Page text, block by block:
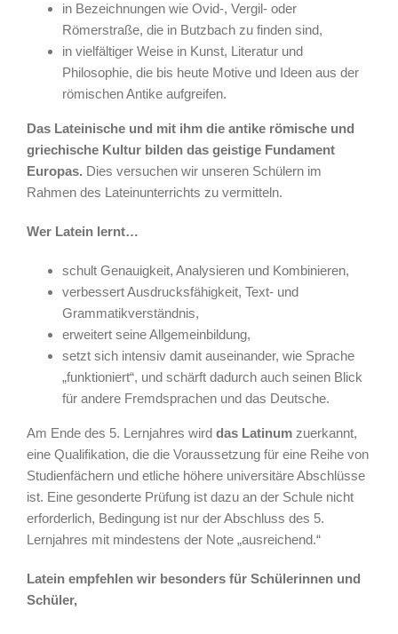
in Bezeichnungen wie Ovid-, Vergil- oder
Römerstraße, die in Butzbach zu finden sind,
in vielfältiger Weise in Kunst, Literatur und
Philosophie, die bis heute Motive und Ideen aus der
römischen Antike aufgreifen.
Das Lateinische und mit ihm die antike römische und
griechische Kultur bilden das geistige Fundament
Europas. Dies versuchen wir unseren Schülern im
Rahmen des Lateinunterrichts zu vermitteln.
Wer Latein lernt…
schult Genauigkeit, Analysieren und Kombinieren,
verbessert Ausdrucksfähigkeit, Text- und
Grammatikverständnis,
erweitert seine Allgemeinbildung,
setzt sich intensiv damit auseinander, wie Sprache
„funktioniert“, und schärft dadurch auch seinen Blick
für andere Fremdsprachen und das Deutsche.
Am Ende des 5. Lernjahres wird das Latinum zuerkannt,
eine Qualifikation, die die Voraussetzung für eine Reihe von
Studienfächern und etliche höhere universitäre Abschlüsse
ist. Eine gesonderte Prüfung ist dazu an der Schule nicht
erforderlich, Bedingung ist nur der Abschluss des 5.
Lernjahres mit mindestens der Note „ausreichend.“
Latein empfehlen wir besonders für Schülerinnen und
Schüler,